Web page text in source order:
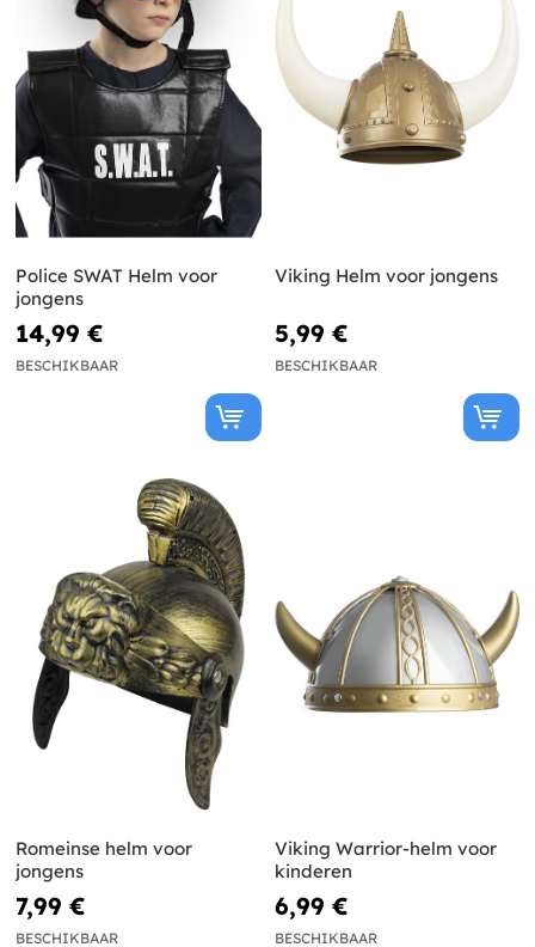
Police SWAT Helm voor
jongens
14,99 €
BESCHIKBAAR
Viking Helm voor jongens
5,99 €
BESCHIKBAAR
Romeinse helm voor
jongens
7,99 €
BESCHIKBAAR
Viking Warrior-helm voor
kinderen
6,99 €
BESCHIKBAAR